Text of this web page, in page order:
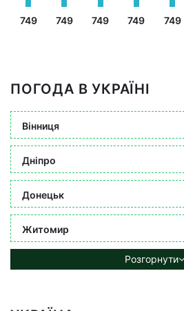
749 749 749 749 749
ПОГОДА В УКРАЇНІ
Вінниця
Дніпро
Донецьк
Житомир
Розгорнути